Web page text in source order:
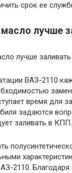
срок ее
лучше
ВАЗ-2110
время для
задаются
заливать в КПП.
2110.